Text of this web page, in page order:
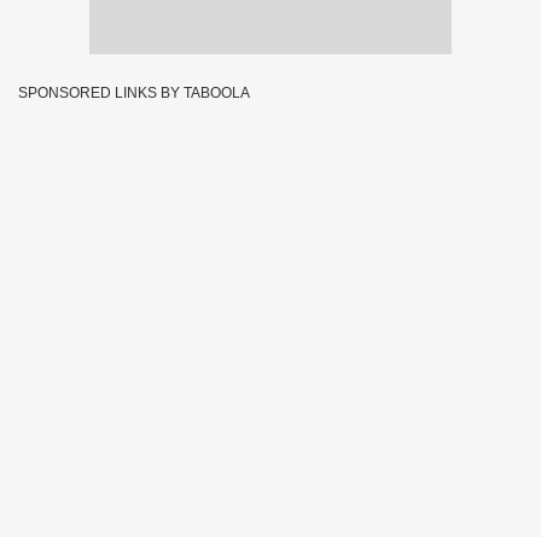
SPONSORED LINKS BY TABOOLA